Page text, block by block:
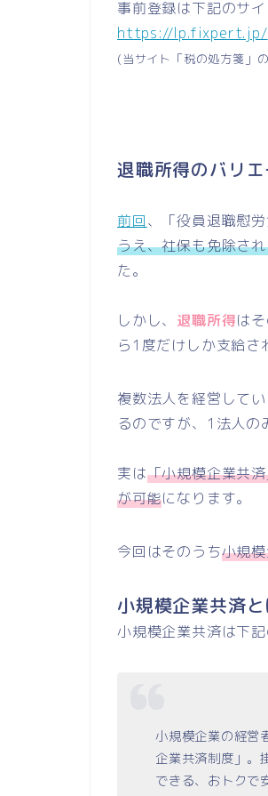
事前登録は下記のサ
https://lp.fixpert.jp/
(当サイト「税の処方箋」
退職所得のバリ
前回、「役員退職慰
うえ、社保も免除さ
た。
しかし、 退職所得は
ら1度だけしか支給さ
複数法人を経営して
るのですが、1法人の
実は「小規模企業共
が可能になります。
今回はそのうち小規
小規模企業共済と
小規模企業共済は下記
小規模企業の経営
企業共済制度」。
できる、おトクで